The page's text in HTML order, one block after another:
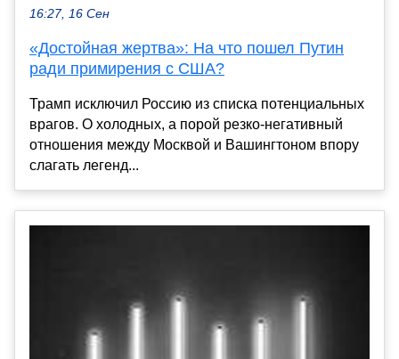
16:27, 16 Сен
«Достойная жертва»: На что пошел Путин
ради примирения с США?
Трамп исключил Россию из списка потенциальных
врагов. О холодных, а порой резко-негативный
отношения между Москвой и Вашингтоном впору
слагать легенд...